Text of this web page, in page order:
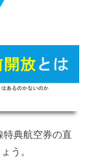
典航空券の直
う。